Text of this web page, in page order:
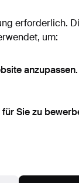
2 in
erforderlich.
um:
anzupassen.
Sie zu